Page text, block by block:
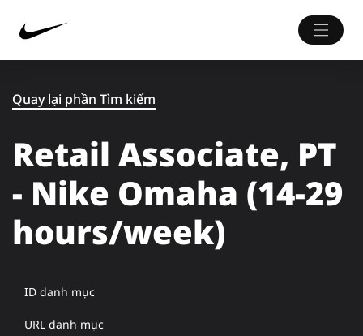
Quay lại phần Tìm kiếm
Retail Associate, PT
- Nike Omaha (14-29
hours/week)
ID danh mục
URL danh mục